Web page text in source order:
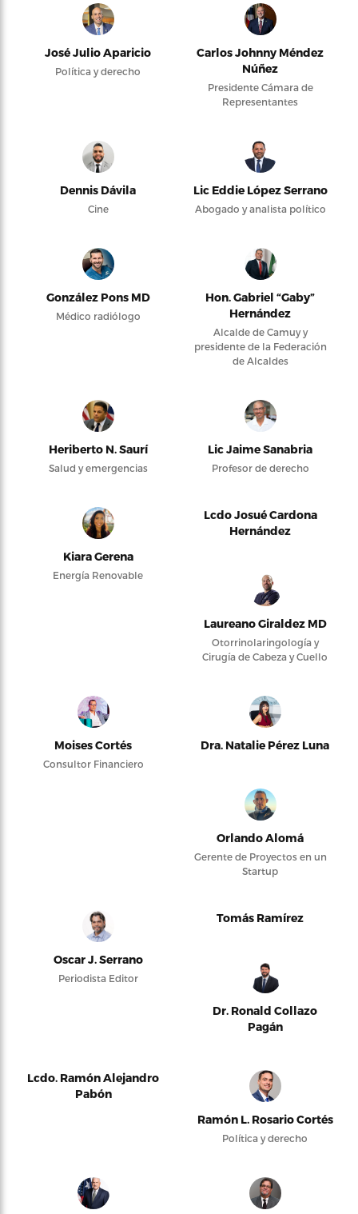
José Julio Aparicio
Política y derecho
Carlos Johnny Méndez
Núñez
Presidente Cámara de
Representantes
Dennis Dávila
Cine
Lic Eddie López Serrano
Abogado y analista político
González Pons MD
Médico radiólogo
Hon. Gabriel “Gaby”
Hernández
Alcalde de Camuy y
presidente de la Federación
de Alcaldes
Heriberto N. Saurí
Salud y emergencias
Lic Jaime Sanabria
Profesor de derecho
Kiara Gerena
Energía Renovable
Lcdo Josué Cardona
Hernández
Laureano Giraldez MD
Otorrinolaringología y
Cirugía de Cabeza y Cuello
Moises Cortés
Consultor Financiero
Dra. Natalie Pérez Luna
Orlando Alomá
Gerente de Proyectos en un
Startup
Oscar J. Serrano
Periodista Editor
Tomás Ramírez
Dr. Ronald Collazo
Pagán
Lcdo. Ramón Alejandro
Pabón
Ramón L. Rosario Cortés
Política y derecho